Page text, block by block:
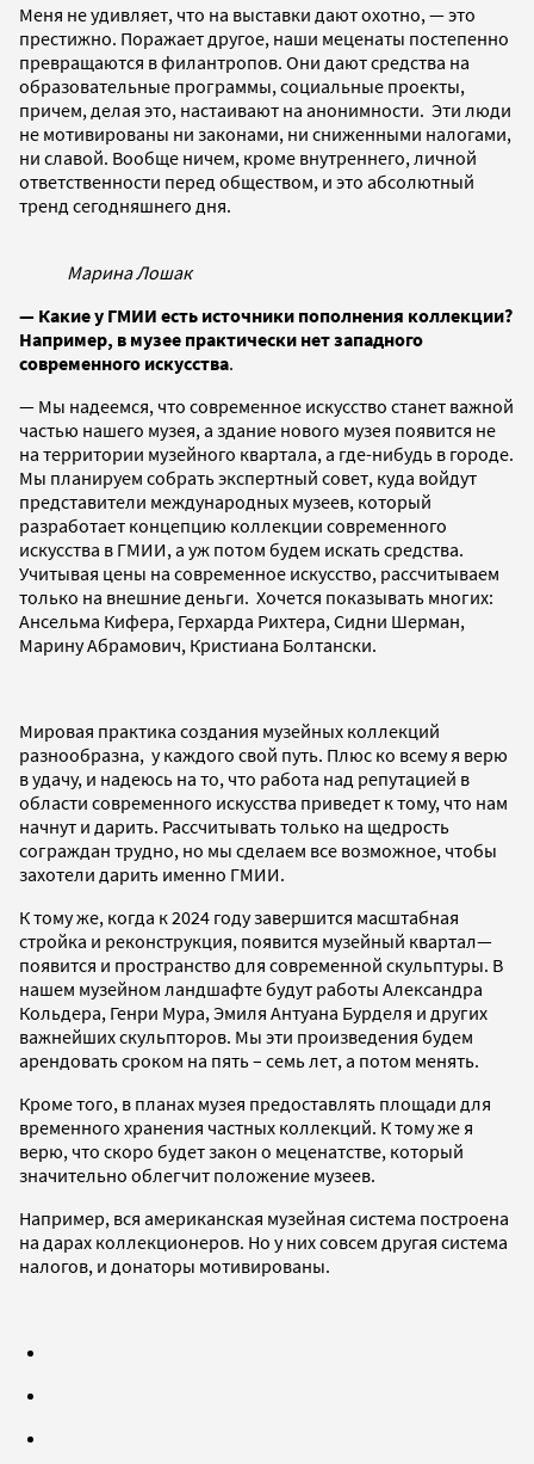
Меня не удивляет, что на выставки дают охотно, — это
престижно. Поражает другое, наши меценаты постепенно
превращаются в филантропов. Они дают средства на
образовательные программы, социальные проекты,
причем, делая это, настаивают на анонимности. Эти люди
не мотивированы ни законами, ни сниженными налогами,
ни славой. Вообще ничем, кроме внутреннего, личной
ответственности перед обществом, и это абсолютный
тренд сегодняшнего дня.
Марина Лошак
— Какие у ГМИИ есть источники пополнения коллекции?
Например, в музее практически нет западного
современного искусства.
— Мы надеемся, что современное искусство станет важной
частью нашего музея, а здание нового музея появится не
на территории музейного квартала, а где-нибудь в городе.
Мы планируем собрать экспертный совет, куда войдут
представители международных музеев, который
разработает концепцию коллекции современного
искусства в ГМИИ, а уж потом будем искать средства.
Учитывая цены на современное искусство, рассчитываем
только на внешние деньги. Хочется показывать многих:
Ансельма Кифера, Герхарда Рихтера, Сидни Шерман,
Марину Абрамович, Кристиана Болтански.
Мировая практика создания музейных коллекций
разнообразна, у каждого свой путь. Плюс ко всему я верю
в удачу, и надеюсь на то, что работа над репутацией в
области современного искусства приведет к тому, что нам
начнут и дарить. Рассчитывать только на щедрость
сограждан трудно, но мы сделаем все возможное, чтобы
захотели дарить именно ГМИИ.
К тому же, когда к 2024 году завершится масштабная
стройка и реконструкция, появится музейный квартал—
появится и пространство для современной скульптуры. В
нашем музейном ландшафте будут работы Александра
Кольдера, Генри Мура, Эмиля Антуана Бурделя и других
важнейших скульпторов. Мы эти произведения будем
арендовать сроком на пять – семь лет, а потом менять.
Кроме того, в планах музея предоставлять площади для
временного хранения частных коллекций. К тому же я
верю, что скоро будет закон о меценатстве, который
значительно облегчит положение музеев.
Например, вся американская музейная система построена
на дарах коллекционеров. Но у них совсем другая система
налогов, и донаторы мотивированы.